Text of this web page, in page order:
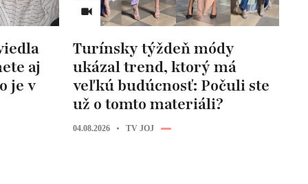
aj
je v
Turínsky týždeň módy
ukázal trend, ktorý má
veľkú budúcnosť: Počuli ste
už o tomto materiáli?
04.08.2026 TV JOJ